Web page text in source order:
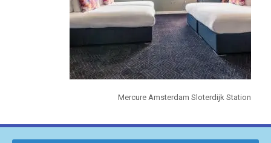
Mercure Amsterdam Sloterdijk Station